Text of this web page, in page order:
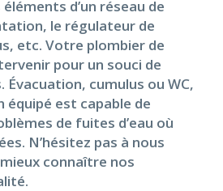
d’un réseau de
le régulateur de
etc. Votre plombier de
pour un souci de
cumulus ou WC,
est capable de
de fuites d’eau où
N’hésitez pas à nous
connaître nos